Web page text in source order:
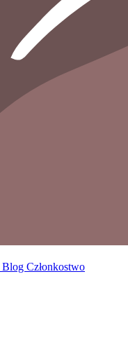
Blog Członkostwo